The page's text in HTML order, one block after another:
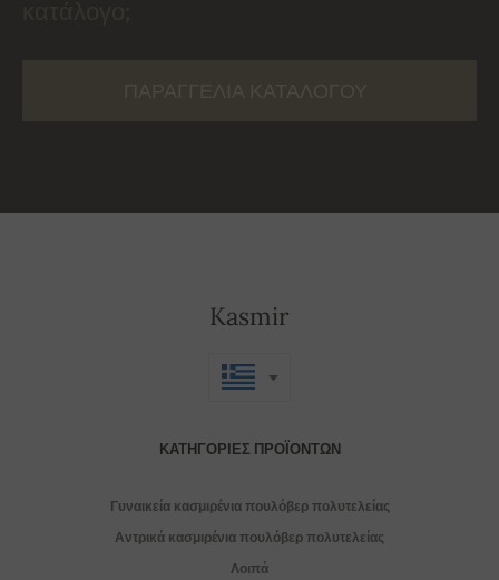
Kasmir
ΚΑΤΗΓΟΡΊΕΣ ΠΡΟΪΌΝΤΩΝ
Γυναικεία κασμιρένια πουλόβερ πολυτελείας
Αντρικά κασμιρένια πουλόβερ πολυτελείας
Λοιπά